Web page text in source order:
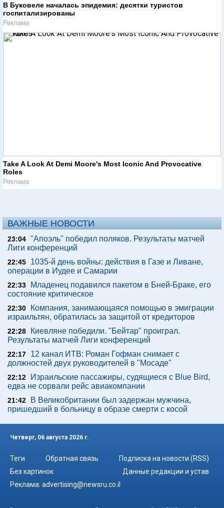
В Буковеле началась эпидемия: десятки туристов
госпитализированы
Реклама
Take A Look At Demi Moore's Most Iconic And Provocative
Roles
Реклама
ВАЖНЫЕ НОВОСТИ
23:04 "Апоэль" победил поляков. Результаты матчей
Лиги конференций
22:45
1035-й день войны: действия в Газе и Ливане,
операции в Иудее и Самарии
22:33
Младенец подавился пакетом в Бней-Браке, его
состояние критическое
22:30
Компания, занимающаяся помощью в эмиграции
израильтян, обратилась за защитой от кредиторов
22:28
Киевляне победили. "Бейтар" проиграл.
Результаты матчей Лиги конференций
22:17
12 канал ИТВ: Роман Гофман снимает с
должностей двух руководителей в "Мосаде"
22:12
Израильские пассажиры, судящиеся с Blue Bird,
едва не сорвали рейс авиакомпании
21:42
В Великобритании был задержан мужчина,
пришедший в больницу в образе смерти с косой
Четверг, 06 августа 2026 г.
Теги Обратная связь
Подписка на новости (RSS)
Без картинок
Данные редакции и устав
Реклама: advertising@newsru.co.il